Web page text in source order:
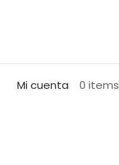
Mi cuenta 0 items